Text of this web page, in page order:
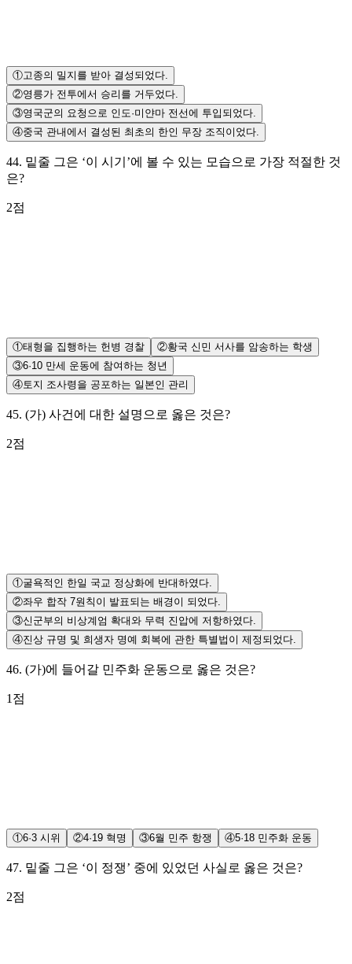
①고종의 밀지를 받아 결성되었다.
②영릉가 전투에서 승리를 거두었다.
③영국군의 요청으로 인도·미얀마 전선에 투입되었다.
④중국 관내에서 결성된 최초의 한인 무장 조직이었다.
44. 밑줄 그은 ‘이 시기’에 볼 수 있는 모습으로 가장 적절한 것
은?
2점
①태형을 집행하는 헌병 경찰 ②황국 신민 서사를 암송하는 학생
③6·10 만세 운동에 참여하는 청년
④토지 조사령을 공포하는 일본인 관리
45. (가) 사건에 대한 설명으로 옳은 것은?
2점
①굴욕적인 한일 국교 정상화에 반대하였다.
②좌우 합작 7원칙이 발표되는 배경이 되었다.
③신군부의 비상계엄 확대와 무력 진압에 저항하였다.
④진상 규명 및 희생자 명예 회복에 관한 특별법이 제정되었다.
46. (가)에 들어갈 민주화 운동으로 옳은 것은?
1 점
①6·3 시위 ②4·19 혁명 ③6월 민주 항쟁 ④5·18 민주화 운동
47. 밑줄 그은 ‘이 정쟁’ 중에 있었던 사실로 옳은 것은?
2점